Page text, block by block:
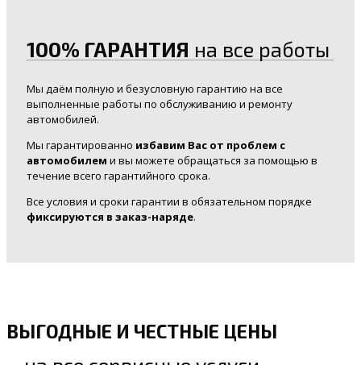
100% ГАРАНТИЯ на все работы
Мы даём полную и безусловную гарантию на все
выполненные работы по обслуживанию и ремонту
автомобилей.
Мы гарантированно избавим Вас от проблем с
автомобилем и вы можете обращаться за помощью в
течение всего гарантийного срока.
Все условия и сроки гарантии в обязательном порядке
фиксируются в заказ-наряде.
ВЫГОДНЫЕ И ЧЕСТНЫЕ ЦЕНЫ